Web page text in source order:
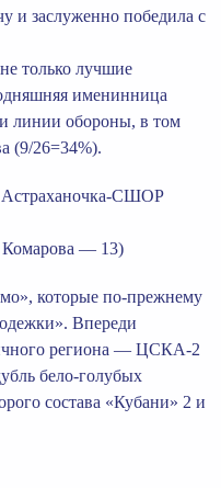
и заслуженно победила с
только лучшие
именинница
линии обороны, в том
(9/26=34%).
СШОР
— 13)
которые по-прежнему
Впереди
региона — ЦСКА-2
бело-голубых
состава «Кубани» 2 и